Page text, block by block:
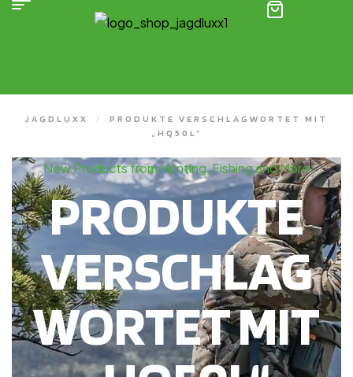
JAGDLUXX /
PRODUKTE VERSCHLAGWORTET MIT
„HQ50L“
New Products from Hunting, Fishing and More
PRODUKTE
VERSCHLAG
WORTET MIT